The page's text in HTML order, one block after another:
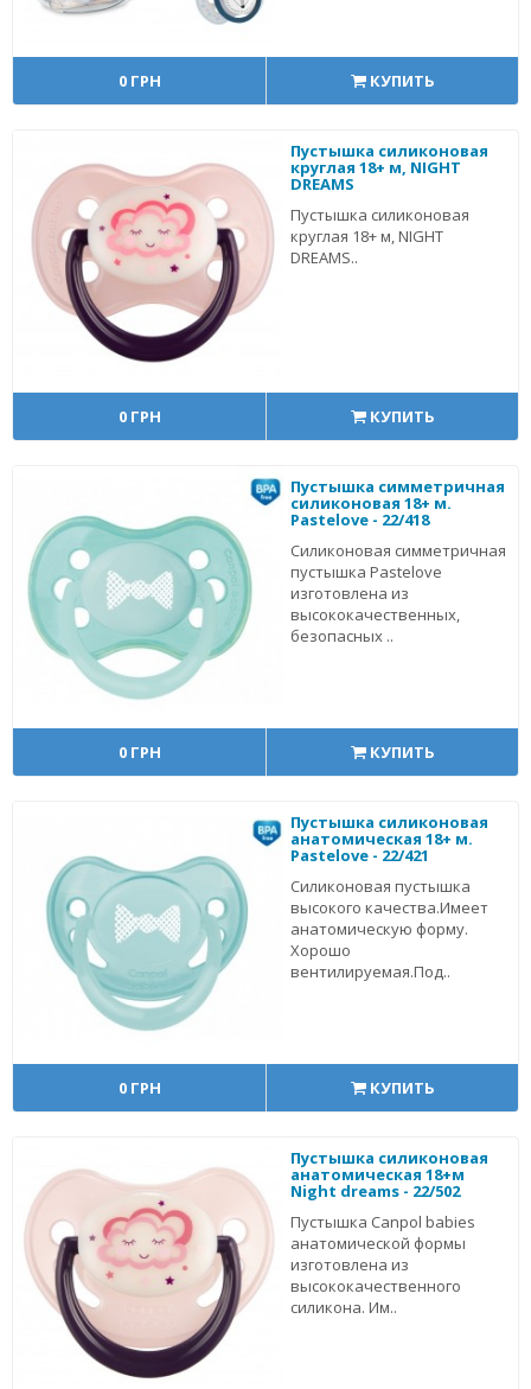
0 ГРН КУПИТЬ
Пустышка силиконовая
круглая 18+ м, NIGHT
DREAMS
Пустышка силиконовая
круглая 18+ м, NIGHT
DREAMS..
0 ГРН КУПИТЬ
Пустышка симметричная
силиконовая 18+ м.
Pastelove - 22/418
Cиликоновая симметричная
пустышка Pastelove
изготовлена из
высококачественных,
безопасных ..
0 ГРН КУПИТЬ
Пустышка силиконовая
анатомическая 18+ м.
Pastelove - 22/421
Силиконовая пустышка
высокого качества.Имеет
анатомическую форму.
Хорошо
вентилируемая.Под..
0 ГРН КУПИТЬ
Пустышка силиконовая
анатомическая 18+м
Night dreams - 22/502
Пустышка Canpol babies
анатомической формы
изготовлена из
высококачественного
силикона. Им..